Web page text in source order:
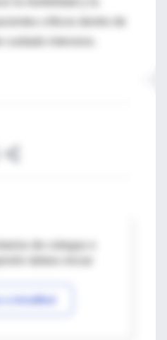
cuidado intensivo.
de colegas o
a IntraMed